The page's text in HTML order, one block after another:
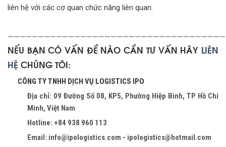
liên hệ với các cơ quan chức năng liên quan.
NẾU BẠN CÓ VẤN ĐỀ NÀO CẦN TƯ VẤN HÃY LIÊN
HỆ CHÚNG TÔI:
CÔNG TY TNHH DỊCH VỤ LOGISTICS IPO
Địa chỉ: 09 Đường Số 08, KP5, Phường Hiệp Bình, TP Hồ Chí
Minh, Việt Nam
Hotline: +84 938 960 113
Email: info@ipologistics.com - ipologistics@hotmail.com